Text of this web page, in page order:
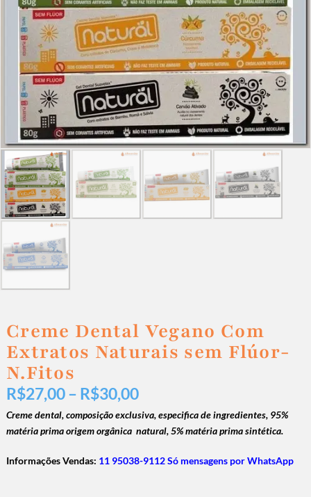
Creme Dental Vegano Com
Extratos Naturais sem Flúor-
N.Fitos
R$27,00 – R$30,00
Creme dental, composição exclusiva, especifica de ingredientes, 95%
matéria prima origem orgânica natural, 5% matéria prima sintética.
Informações Vendas: 11 95038-9112 Só mensagens por WhatsApp